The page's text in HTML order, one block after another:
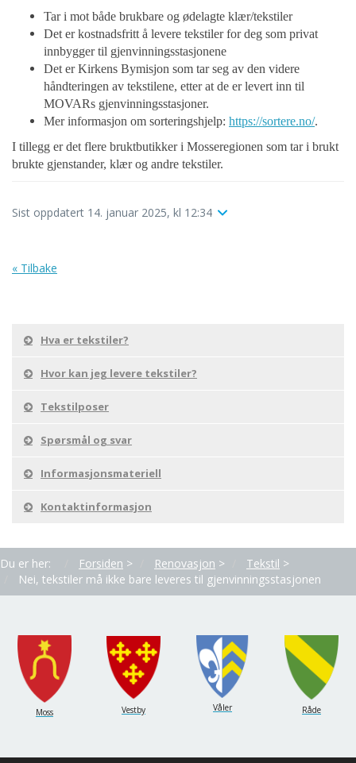
Tar i mot både brukbare og ødelagte klær/tekstiler
Det er kostnadsfritt å levere tekstiler for deg som privat
innbygger til gjenvinningsstasjonene
Det er Kirkens Bymisjon som tar seg av den videre
håndteringen av tekstilene, etter at de er levert inn til
MOVARs gjenvinningsstasjoner.
Mer informasjon om sorteringshjelp: https://sortere.no/.
I tillegg er det flere bruktbutikker i Mosseregionen som tar i brukt
brukte gjenstander, klær og andre tekstiler.
Sist oppdatert 14. januar 2025, kl 12:34
« Tilbake
Hva er tekstiler?
Hvor kan jeg levere tekstiler?
Tekstilposer
Spørsmål og svar
Informasjonsmateriell
Kontaktinformasjon
Du er her: Forsiden > Renovasjon > Tekstil >
Nei, tekstiler må ikke bare leveres til gjenvinningsstasjonen
Moss Vestby Våler Råde